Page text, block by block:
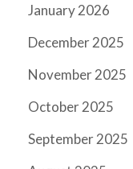
January 2026
December 2025
November 2025
October 2025
September 2025